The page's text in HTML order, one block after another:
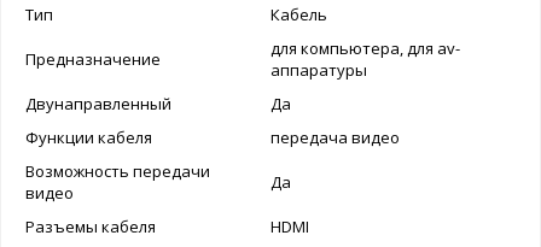
Тип
Кабель
Предназначение
для компьютера, для av-
аппаратуры
Двунаправленный
Да
Функции кабеля
передача видео
Возможность передачи
видео
Да
Разъемы кабеля
HDMI